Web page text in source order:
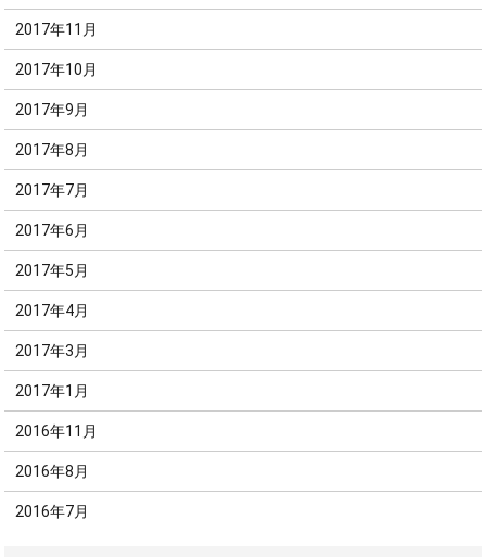
2017年11月
2017年10月
2017年9月
2017年8月
2017年7月
2017年6月
2017年5月
2017年4月
2017年3月
2017年1月
2016年11月
2016年8月
2016年7月